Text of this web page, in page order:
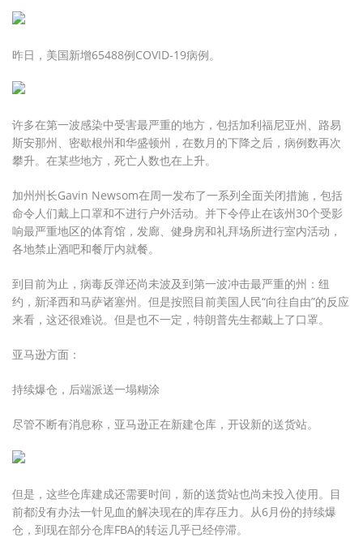
昨日，美国新增65488例COVID-19病例。
许多在第一波感染中受害最严重的地方，包括加利福尼亚州、路易
斯安那州、密歇根州和华盛顿州，在数月的下降之后，病例数再次
攀升。在某些地方，死亡人数也在上升。
加州州长Gavin Newsom在周一发布了一系列全面关闭措施，包括
命令人们戴上口罩和不进行户外活动。并下令停止在该州30个受影
响最严重地区的体育馆，发廊、健身房和礼拜场所进行室内活动，
各地禁止酒吧和餐厅内就餐。
到目前为止，病毒反弹还尚未波及到第一波冲击最严重的州：纽
约，新泽西和马萨诸塞州。但是按照目前美国人民“向往自由”的反应
来看，这还很难说。但是也不一定，特朗普先生都戴上了口罩。
亚马逊方面：
持续爆仓，后端派送一塌糊涂
尽管不断有消息称，亚马逊正在新建仓库，开设新的送货站。
但是，这些仓库建成还需要时间，新的送货站也尚未投入使用。目
前都没有办法一针见血的解决现在的库存压力。从6月份的持续爆
仓，到现在部分仓库FBA的转运几乎已经停滞。